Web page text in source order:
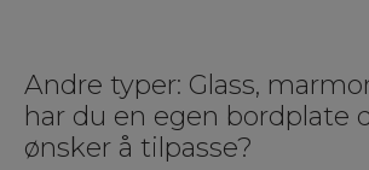
Andre typer: Glass,
har du en egen bordplate
ønsker å tilpasse?